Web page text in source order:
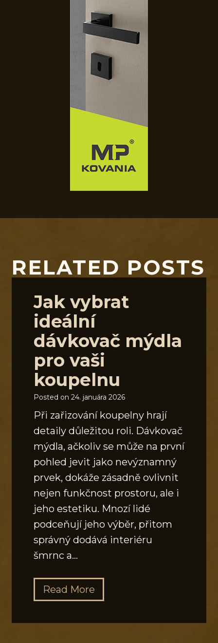
RELATED POSTS
Jak vybrat
ideální
dávkovač mýdla
pro vaši
koupelnu
Posted on 24. januára 2026
Při zařizování koupelny hrají
detaily důležitou roli. Dávkovač
mýdla, ačkoliv se může na první
pohled jevit jako nevýznamný
prvek, dokáže zásadně ovlivnit
nejen funkčnost prostoru, ale i
jeho estetiku. Mnozí lidé
podceňují jeho výběr, přitom
správný dodává interiéru
šmrnc a…
Read More
a
k